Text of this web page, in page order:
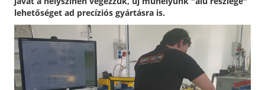
lehetőséget ad precíziós gyártásra is.